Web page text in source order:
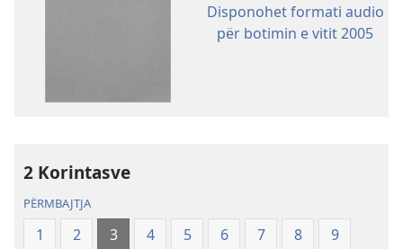
shkarkimit
për
e
Re
Disponohet formati audio
për botimin e vitit 2005
2 Korintasve
PËRMBAJTJA
1 2 3 4 5 6 7 8
9